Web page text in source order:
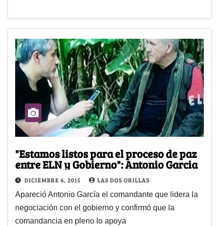
"Estamos listos para el proceso de paz
entre ELN y Gobierno": Antonio Garcia
DICIEMBRE 6, 2015 LAS DOS ORILLAS
Apareció Antonio García el comandante que lidera la
negociación con el gobierno y confirmó que la
comandancia en pleno lo apoya